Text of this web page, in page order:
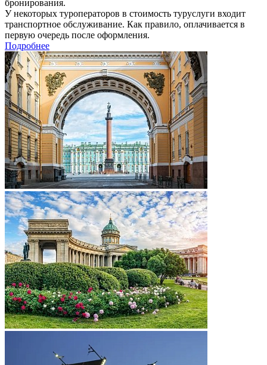
бронирования.
У некоторых туроператоров в стоимость туруслуги входит
транспортное обслуживание. Как правило, оплачивается в
первую очередь после оформления.
Подробнее